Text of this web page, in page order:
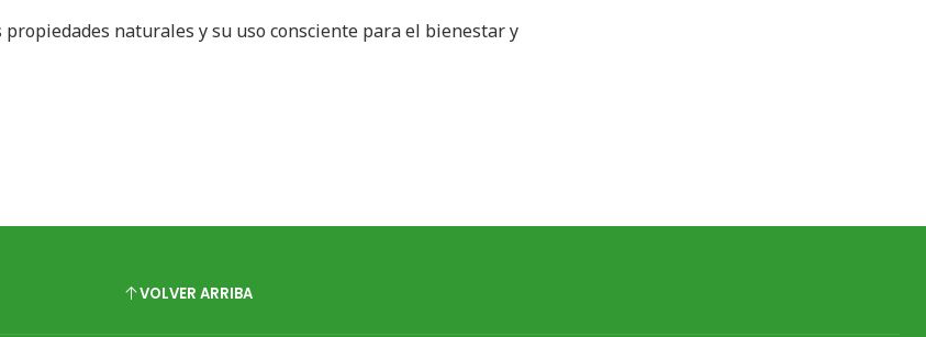
naturales y su uso consciente para el bienestar y
VOLVER ARRIBA